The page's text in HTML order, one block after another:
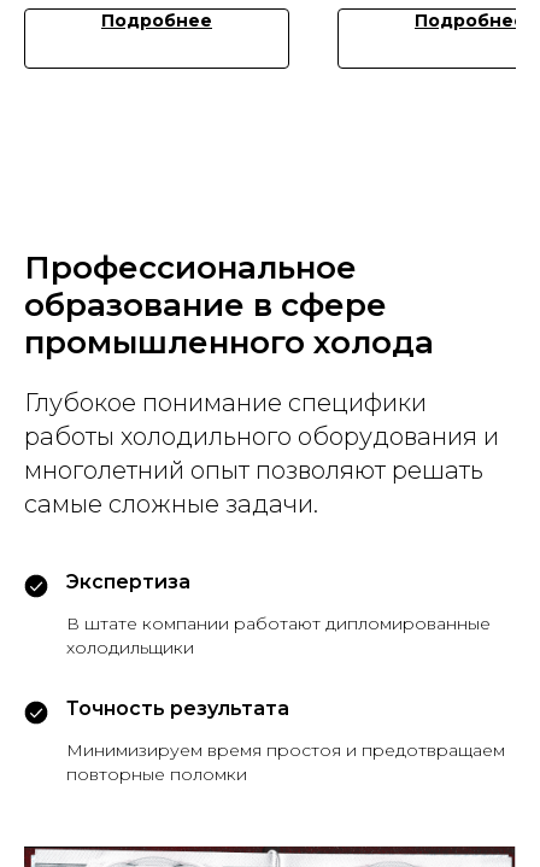
Подробнее Подробнее
Профессиональное
образование в сфере
промышленного холода
Глубокое понимание специфики
работы холодильного оборудования и
многолетний опыт позволяют решать
самые сложные задачи.
Экспертиза
В штате компании работают дипломированные
холодильщики
Точность результата
Минимизируем время простоя и предотвращаем
повторные поломки